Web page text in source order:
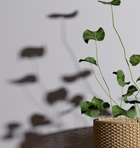
명을 낳은 사랑 vs 파괴를 낳은 정죄
담을 넘어 창문을 열다
인가? 세습인가?
자가 되기까지, 부교역자로 산다는 것!
? 이런 나의 마음을
역의 시작, 연구와 집필